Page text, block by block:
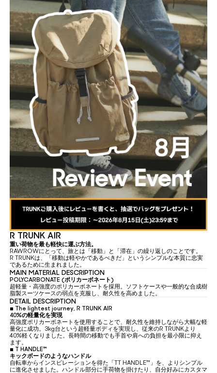
R TRUNK AIR
重い荷物を最も軽快に運ぶ方法。
RAWROWにとって、旅とは「移動」と「滞在」の繰り返しのことです。
R TRUNKは、「移動は軽やかであるべきだ」というシンプルな本質に忠実
であるために生まれました。
MAIN MATERIAL DESCRIPTION
POLYCARBONATE (ポリカーボネート)
超軽量・高強度のポリカーボネートを採用。ソフトケースや一般的な合成樹
脂製スーツケースの弱点を克服し、耐久性を高めました。
DETAIL DESCRIPTION
▪ The lightest journey, R TRUNK AIR
40%の軽量化を実現
高強度ポリカーボネートを使用することで、耐久性を維持しながら大幅な軽
量化に成功。3kg台という超軽量ボディを実現し、従来のR TRUNKより
40%軽くなりました。長時間の移動でも手首や肩への負担を最小限に抑え
ます。
▪ T HANDLE™
キックボードのようなハンドル
自転車からインスピレーションを得た「TT HANDLE™」を、よりシンプル
に進化させました。ハンドル部分に手荷物を掛けたり、自分好みにカスタマ